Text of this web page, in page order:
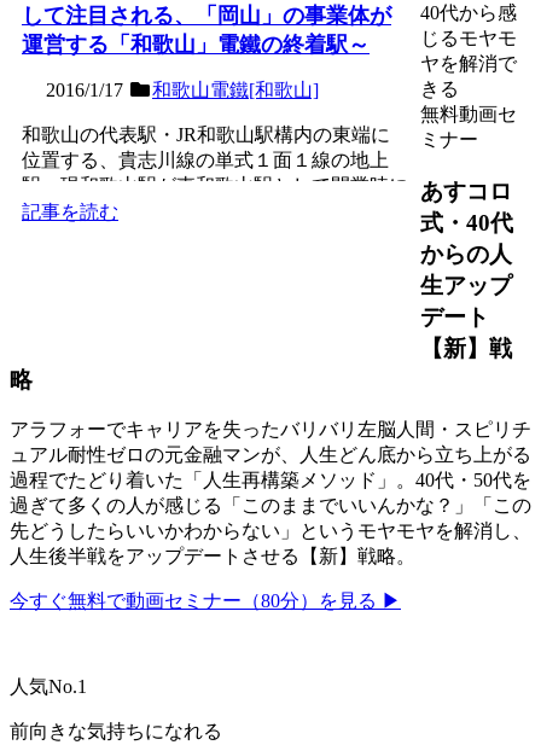
して注目される、「岡山」の事業体が
運営する「和歌山」電鐵の終着駅～
2016/1/17 和歌山電鐵[和歌山]
和歌山の代表駅・JR和歌山駅構内の東端に
位置する、貴志川線の単式１面１線の地上
駅。現和歌山駅が東和歌山駅として開業時に
最初に乗り入れた路線の...
記事を読む
40代から感
じるモヤモ
ヤを解消で
きる
無料動画セ
ミナー
あすコロ
式・40代
からの人
生アップ
デート
【新】戦
略
アラフォーでキャリアを失ったバリバリ左脳人間・スピリチ
ュアル耐性ゼロの元金融マンが、人生どん底から立ち上がる
過程でたどり着いた「人生再構築メソッド」。40代・50代を
過ぎて多くの人が感じる「このままでいいんかな？」「この
先どうしたらいいかわからない」というモヤモヤを解消し、
人生後半戦をアップデートさせる【新】戦略。
今すぐ無料で動画セミナー（80分）を見る ▶
人気No.1
前向きな気持ちになれる